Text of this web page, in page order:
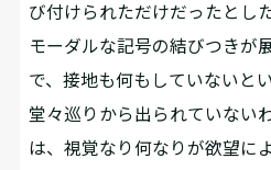
び付けられただけだったとし
モーダルな記号の結びつきが
で、接地も何もしていないと
堂々巡りから出られていない
は、視覚なり何なりが欲望に